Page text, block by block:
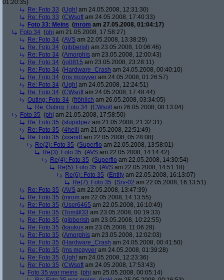
01:20:35)
Re: Foto 33 (Ugh! am 24.05.2008, 12:31:30)
Re: Foto 33 (CWsoft am 24.05.2008, 17:40:33)
Foto 33: Meins (mrom am 27.05.2008, 01:04:17)
Foto 34 (phj am 21.05.2008, 17:58:27)
Re: Foto 34 (AVS am 22.05.2008, 13:38:29)
Re: Foto 34 (gibberish am 23.05.2008, 10:06:46)
Re: Foto 34 (Amorphis am 23.05.2008, 12:00:43)
Re: Foto 34 (jo0815 am 23.05.2008, 23:28:11)
Re: Foto 34 (Hardware_Crash am 24.05.2008, 00:40:10)
Re: Foto 34 (ms mcgyver am 24.05.2008, 01:26:57)
Re: Foto 34 (Ugh! am 24.05.2008, 12:24:51)
Re: Foto 34 (CWsoft am 24.05.2008, 17:48:44)
Outing: Foto 34 (fröhlich am 26.05.2008, 03:34:05)
Re: Outing: Foto 34 (CWsoft am 26.05.2008, 08:13:04)
Foto 35 (phj am 21.05.2008, 17:58:50)
Re: Foto 35 (stupidpez am 21.05.2008, 21:32:31)
Re: Foto 35 (4helli am 21.05.2008, 22:51:49)
Re: Foto 35 (xxandl am 22.05.2008, 05:28:08)
Re(2): Foto 35 (Superflo am 22.05.2008, 13:58:01)
Re(3): Foto 35 (AVS am 22.05.2008, 14:14:42)
Re(4): Foto 35 (Superflo am 22.05.2008, 14:30:54)
Re(5): Foto 35 (AVS am 22.05.2008, 14:51:18)
Re(6): Foto 35 (Entity am 22.05.2008, 16:13:07)
Re(7): Foto 35 (Srv-02 am 22.05.2008, 16:13:51)
Re: Foto 35 (AVS am 22.05.2008, 13:47:39)
Re: Foto 35 (mrom am 22.05.2008, 14:13:55)
Re: Foto 35 (User6465 am 22.05.2008, 16:10:49)
Re: Foto 35 (Tom@33 am 23.05.2008, 00:19:33)
Re: Foto 35 (gibberish am 23.05.2008, 10:22:55)
Re: Foto 35 (kaukus am 23.05.2008, 11:06:28)
Re: Foto 35 (Amorphis am 23.05.2008, 12:02:03)
Re: Foto 35 (Hardware_Crash am 24.05.2008, 00:41:50)
Re: Foto 35 (ms mcgyver am 24.05.2008, 01:39:28)
Re: Foto 35 (Ugh! am 24.05.2008, 12:23:36)
Re: Foto 35 (CWsoft am 24.05.2008, 17:53:43)
Foto 35 war meins (phj am 25.05.2008, 00:05:14)